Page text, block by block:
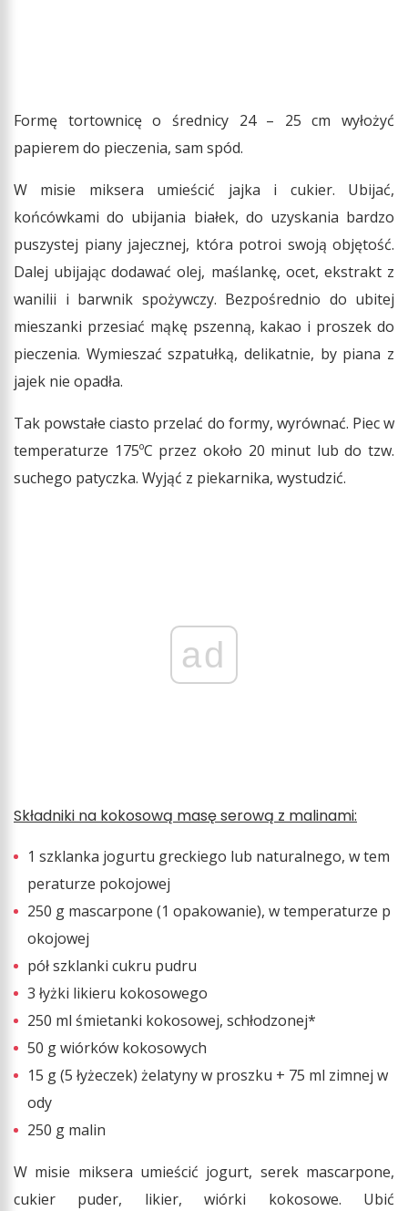
Formę tortownicę o średnicy 24 – 25 cm wyłożyć
papierem do pieczenia, sam spód.
W misie miksera umieścić jajka i cukier. Ubijać,
końcówkami do ubijania białek, do uzyskania bardzo
puszystej piany jajecznej, która potroi swoją objętość.
Dalej ubijając dodawać olej, maślankę, ocet, ekstrakt z
wanilii i barwnik spożywczy. Bezpośrednio do ubitej
mieszanki przesiać mąkę pszenną, kakao i proszek do
pieczenia. Wymieszać szpatułką, delikatnie, by piana z
jajek nie opadła.
Tak powstałe ciasto przelać do formy, wyrównać. Piec w
temperaturze 175ºC przez około 20 minut lub do tzw.
suchego patyczka. Wyjąć z piekarnika, wystudzić.
ad
Składniki na kokosową masę serową z malinami:
1 szklanka jogurtu greckiego lub naturalnego, w tem
peraturze pokojowej
250 g mascarpone (1 opakowanie), w temperaturze p
okojowej
pół szklanki cukru pudru
3 łyżki likieru kokosowego
250 ml śmietanki kokosowej, schłodzonej*
50 g wiórków kokosowych
15 g (5 łyżeczek) żelatyny w proszku + 75 ml zimnej w
ody
250 g malin
W misie miksera umieścić jogurt, serek mascarpone,
cukier puder, likier, wiórki kokosowe. Ubić